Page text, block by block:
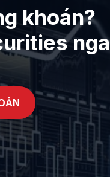
khoán?